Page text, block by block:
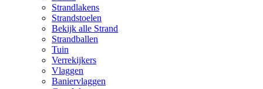
Strandlakens
Strandstoelen
Bekijk alle Strand
Strandballen
Tuin
Verrekijkers
Vlaggen
Baniervlaggen